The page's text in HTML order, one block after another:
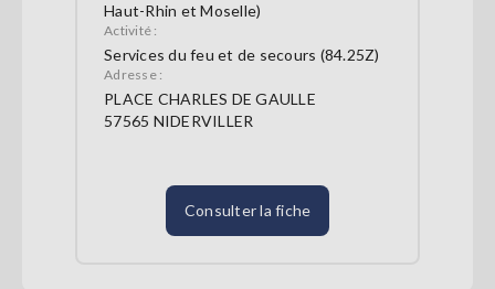
Haut-Rhin et Moselle)
Activité :
Services du feu et de secours (84.25Z)
Adresse :
PLACE CHARLES DE GAULLE
57565 NIDERVILLER
Consulter la fiche